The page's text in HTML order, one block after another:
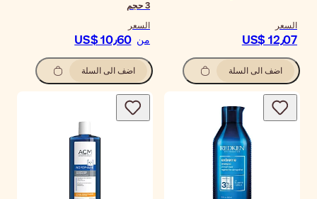
السعر
US$ 12٫07
اضف الى السلة
3حجم
السعر
من US$ 10٫60
اضف الى السلة